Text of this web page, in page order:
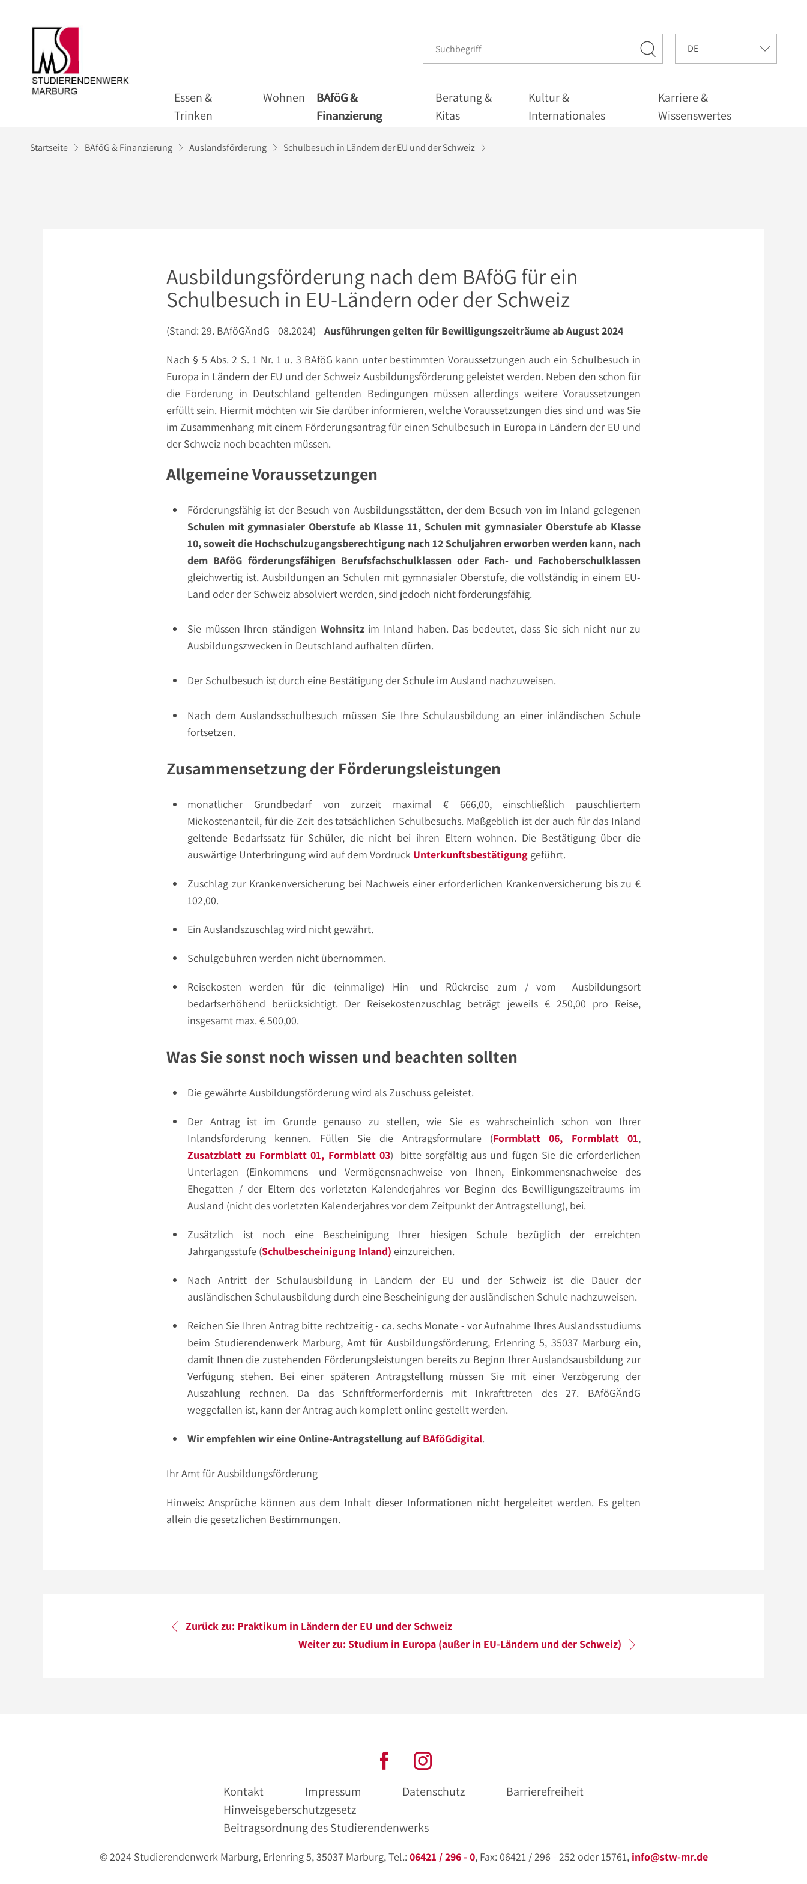
Essen &
Trinken
Wohnen
BAföG &
Finanzierung
Beratung &
Kitas
Kultur &
Internationales
Karriere &
Wissenswertes
Startseite BAföG & Finanzierung Auslandsförderung Schulbesuch in Ländern der EU und der Schweiz
Ausbildungsförderung nach dem BAföG für ein
Schulbesuch in EU-Ländern oder der Schweiz
(Stand: 29. BAföGÄndG - 08.2024) - Ausführungen gelten für Bewilligungszeiträume ab August 2024
Nach § 5 Abs. 2 S. 1 Nr. 1 u. 3 BAföG kann unter bestimmten Voraussetzungen auch ein Schulbesuch in
Europa in Ländern der EU und der Schweiz Ausbildungsförderung geleistet werden. Neben den schon für
die Förderung in Deutschland geltenden Bedingungen müssen allerdings weitere Voraussetzungen
erfüllt sein. Hiermit möchten wir Sie darüber informieren, welche Voraussetzungen dies sind und was Sie
im Zusammenhang mit einem Förderungsantrag für einen Schulbesuch in Europa in Ländern der EU und
der Schweiz noch beachten müssen.
Allgemeine Voraussetzungen
Förderungsfähig ist der Besuch von Ausbildungsstätten, der dem Besuch von im Inland gelegenen
Schulen mit gymnasialer Oberstufe ab Klasse 11, Schulen mit gymnasialer Oberstufe ab Klasse
10, soweit die Hochschulzugangsberechtigung nach 12 Schuljahren erworben werden kann, nach
dem BAföG förderungsfähigen Berufsfachschulklassen oder Fach- und Fachoberschulklassen
gleichwertig ist. Ausbildungen an Schulen mit gymnasialer Oberstufe, die vollständig in einem EU-
Land oder der Schweiz absolviert werden, sind jedoch nicht förderungsfähig.
Sie müssen Ihren ständigen Wohnsitzim Inland haben. Das bedeutet, dass Sie sich nicht nur zu
Ausbildungszwecken in Deutschland aufhalten dürfen.
Der Schulbesuch ist durch eine Bestätigung der Schule im Ausland nachzuweisen.
Nach dem Auslandsschulbesuch müssen Sie Ihre Schulausbildung an einer inländischen Schule
fortsetzen.
Zusammensetzung der Förderungsleistungen
monatlicher Grundbedarf von zurzeit maximal € 666,00, einschließlich pauschliertem
Miekostenanteil, für die Zeit des tatsächlichen Schulbesuchs. Maßgeblich ist der auch für das Inland
geltende Bedarfssatz für Schüler, die nicht bei ihren Eltern wohnen. Die Bestätigung über die
auswärtige Unterbringung wird auf dem Vordruck Unterkunftsbestätigung geführt.
Zuschlag zur Krankenversicherung bei Nachweis einer erforderlichen Krankenversicherung bis zu €
102,00.
Ein Auslandszuschlag wird nicht gewährt.
Schulgebühren werden nicht übernommen.
Reisekosten werden für die (einmalige) Hin- und Rückreise zum / vom Ausbildungsort
bedarfserhöhend berücksichtigt. Der Reisekostenzuschlag beträgt jeweils € 250,00 pro Reise,
insgesamt max. € 500,00.
Was Sie sonst noch wissen und beachten sollten
Die gewährte Ausbildungsförderung wird als Zuschuss geleistet.
Der Antrag ist im Grunde genauso zu stellen, wie Sie es wahrscheinlich schon von Ihrer
Inlandsförderung kennen. Füllen Sie die Antragsformulare (Formblatt 06, Formblatt 01,
Zusatzblatt zu Formblatt 01, Formblatt 03) bitte sorgfältig aus und fügen Sie die erforderlichen
Unterlagen (Einkommens- und Vermögensnachweise von Ihnen, Einkommensnachweise des
Ehegatten / der Eltern des vorletzten Kalenderjahres vor Beginn des Bewilligungszeitraums im
Ausland (nicht des vorletzten Kalenderjahres vor dem Zeitpunkt der Antragstellung), bei.
Zusätzlich ist noch eine Bescheinigung Ihrer hiesigen Schule bezüglich der erreichten
Jahrgangsstufe (Schulbescheinigung Inland) einzureichen.
Nach Antritt der Schulausbildung in Ländern der EU und der Schweiz ist die Dauer der
ausländischen Schulausbildung durch eine Bescheinigung der ausländischen Schule nachzuweisen.
Reichen Sie Ihren Antrag bitte rechtzeitig - ca. sechs Monate - vor Aufnahme Ihres Auslandsstudiums
beim Studierendenwerk Marburg, Amt für Ausbildungsförderung, Erlenring 5, 35037 Marburg ein,
damit Ihnen die zustehenden Förderungsleistungen bereits zu Beginn Ihrer Auslandsausbildung zur
Verfügung stehen. Bei einer späteren Antragstellung müssen Sie mit einer Verzögerung der
Auszahlung rechnen. Da das Schriftformerfordernis mit Inkrafttreten des 27. BAföGÄndG
weggefallen ist, kann der Antrag auch komplett online gestellt werden.
Wir empfehlen wir eine Online-Antragstellung auf BAföGdigital.
Ihr Amt für Ausbildungsförderung
Hinweis: Ansprüche können aus dem Inhalt dieser Informationen nicht hergeleitet werden. Es gelten
allein die gesetzlichen Bestimmungen.
Zurück zu: Praktikum in Ländern der EU und der Schweiz
Weiter zu: Studium in Europa (außer in EU-Ländern und der Schweiz)
Kontakt Impressum Datenschutz
Barrierefreiheit
Hinweisgeberschutzgesetz
Beitragsordnung des Studierendenwerks
© 2024 Studierendenwerk Marburg, Erlenring 5, 35037 Marburg, Tel.: 06421 / 296 - 0, Fax: 06421 / 296 - 252 oder 15761, info@stw-mr.de